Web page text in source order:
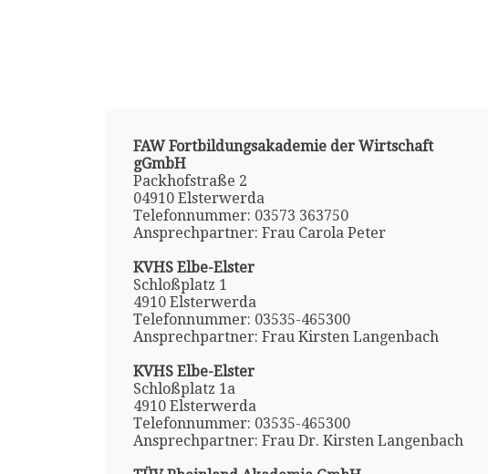
FAW Fortbildungsakademie der Wirtschaft
gGmbH
Packhofstraße 2
04910 Elsterwerda
Telefonnummer: 03573 363750
Ansprechpartner: Frau Carola Peter
KVHS Elbe-Elster
Schloßplatz 1
4910 Elsterwerda
Telefonnummer: 03535-465300
Ansprechpartner: Frau Kirsten Langenbach
KVHS Elbe-Elster
Schloßplatz 1a
4910 Elsterwerda
Telefonnummer: 03535-465300
Ansprechpartner: Frau Dr. Kirsten Langenbach